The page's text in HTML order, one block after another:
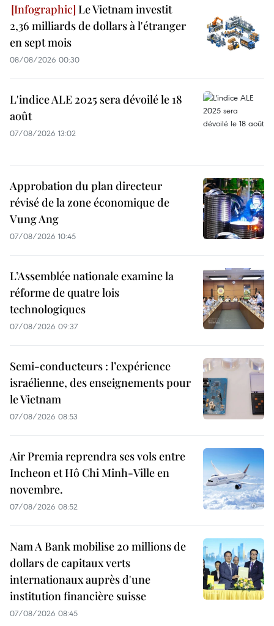
Le Vietnam investit
2,36 milliards de dollars à l'étranger
en sept mois
08/08/2026 00:30
L'indice ALE 2025 sera dévoilé le 18
août
07/08/2026 13:02
Approbation du plan directeur
révisé de la zone économique de
Vung Ang
07/08/2026 10:45
L’Assemblée nationale examine la
réforme de quatre lois
technologiques
07/08/2026 09:37
Semi-conducteurs : l’expérience
israélienne, des enseignements pour
le Vietnam
07/08/2026 08:53
Air Premia reprendra ses vols entre
Incheon et Hô Chi Minh-Ville en
novembre.
07/08/2026 08:52
Nam A Bank mobilise 20 millions de
dollars de capitaux verts
internationaux auprès d'une
institution financière suisse
07/08/2026 08:45